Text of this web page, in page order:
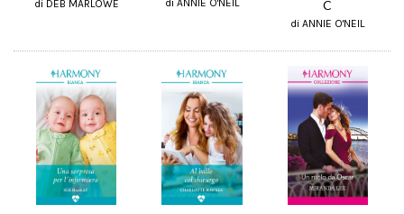
di DEB MARLOWE di ANNIE O'NEIL
C
di ANNIE O'NEIL